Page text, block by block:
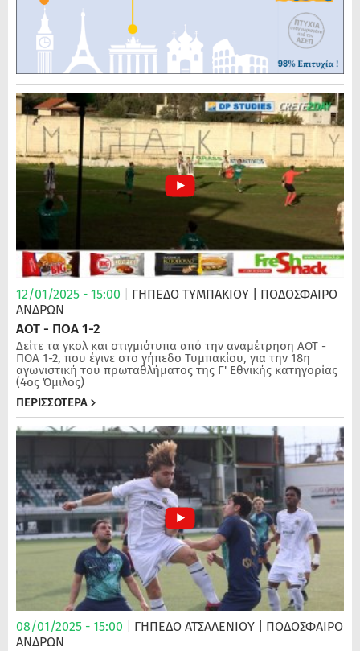
12/01/2025 - 15:00 ΓΗΠΕΔΟ ΤΥΜΠΑΚΙΟΥ
| ΠΟΔΌΣΦΑΙΡΟ
ΑΝΔΡΏΝ
ΑΟΤ - ΠΟΑ 1-2
Δείτε τα γκολ και στιγμιότυπα από την αναμέτρηση ΑΟΤ -
ΠΟΑ 1-2, που έγινε στο γήπεδο Τυμπακίου, για την 18η
αγωνιστική του πρωταθλήματος της Γ' Εθνικής κατηγορίας
(4ος Όμιλος)
ΠΕΡΙΣΣΟΤΕΡΑ
08/01/2025 - 15:00 ΓΗΠΕΔΟ ΑΤΣΑΛΕΝΙΟΥ
| ΠΟΔΌΣΦΑΙΡΟ
ΑΝΔΡΏΝ